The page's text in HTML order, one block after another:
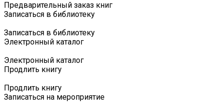
Предварительный заказ книг
Записаться в библиотеку
Записаться в библиотеку
Электронный каталог
Электронный каталог
Продлить книгу
Продлить книгу
Записаться на мероприятие